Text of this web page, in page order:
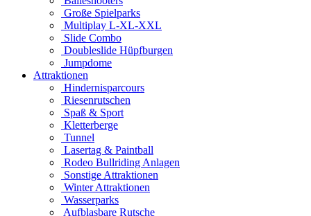
Große Spielparks
Multiplay L-XL-XXL
Slide Combo
Doubleslide Hüpfburgen
Jumpdome
Attraktionen
Hindernisparcours
Riesenrutschen
Spaß & Sport
Kletterberge
Tunnel
Lasertag & Paintball
Rodeo Bullriding Anlagen
Sonstige Attraktionen
Winter Attraktionen
Wasserparks
Aufblasbare Rutsche